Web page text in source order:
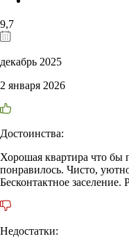
9,7
декабрь 2025
2 января 2026
Достоинства:
Хорошая квартира что бы
понравилось. Чисто,
Бесконтактное заселение.
Недостатки: